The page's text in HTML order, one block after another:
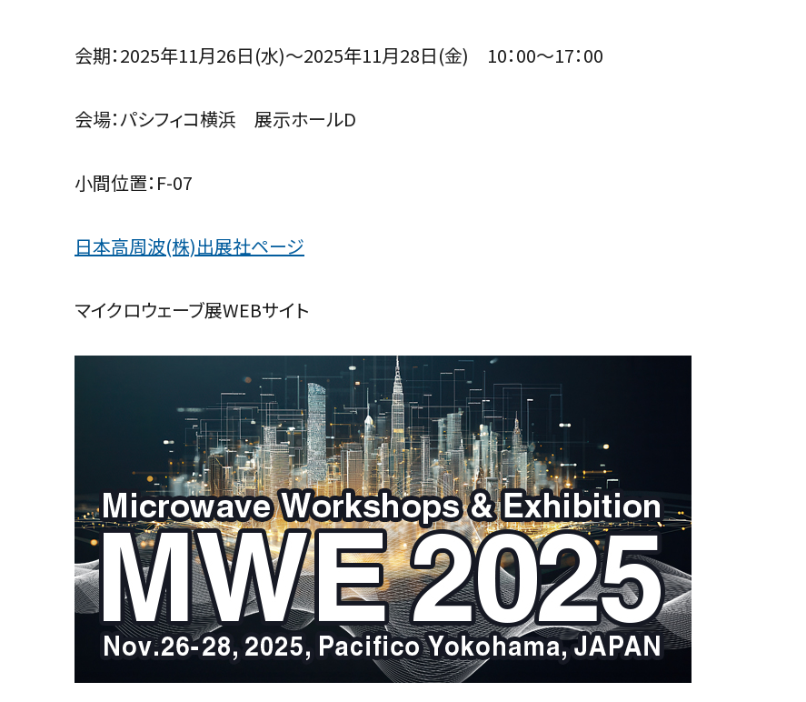
会期：2025年11月26日(水)～2025年11月28日(金) 10：00～17：00
会場：パシフィコ横浜 展示ホールD
小間位置：F-07
日本高周波(株)出展社ページ
マイクロウェーブ展WEBサイト